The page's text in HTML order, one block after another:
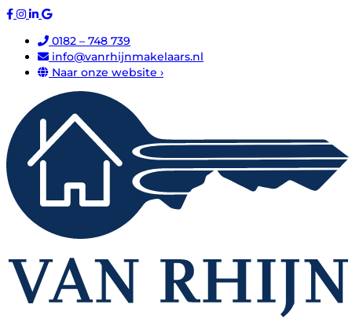
0182 – 748 739
info@vanrhijnmakelaars.nl
Naar onze website ›